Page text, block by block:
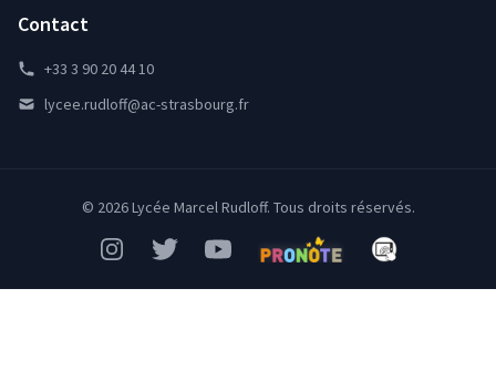
Contact
+33 3 90 20 44 10
lycee.rudloff@ac-strasbourg.fr
© 2026 Lycée Marcel Rudloff. Tous droits réservés.
InstagramTwitterYouTubePronote Mon Bureau